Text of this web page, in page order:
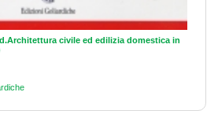
civile ed edilizia domestica in